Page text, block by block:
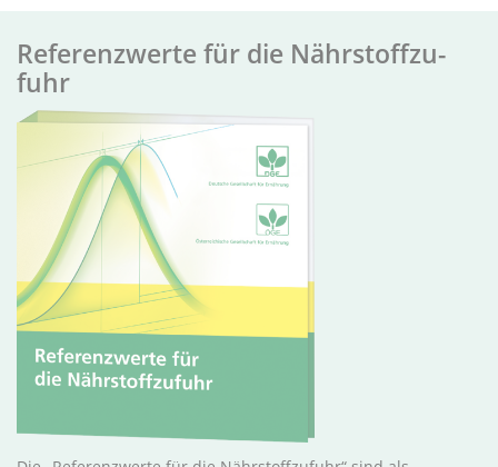
Re­fer­enz­wer­te für die Nähr­stoff­zu­
fuhr